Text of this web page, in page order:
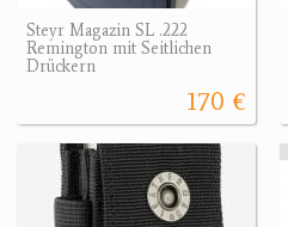
Steyr Magazin SL .222
Remington mit Seitlichen
Drückern
170 €